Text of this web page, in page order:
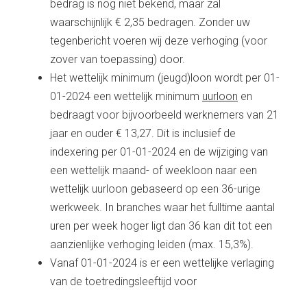
bedrag is nog niet bekend, maar zal
waarschijnlijk € 2,35 bedragen. Zonder uw
tegenbericht voeren wij deze verhoging (voor
zover van toepassing) door.
Het wettelijk minimum (jeugd)loon wordt per 01-
01-2024 een wettelijk minimum uurloon en
bedraagt voor bijvoorbeeld werknemers van 21
jaar en ouder € 13,27. Dit is inclusief de
indexering per 01-01-2024 en de wijziging van
een wettelijk maand- of weekloon naar een
wettelijk uurloon gebaseerd op een 36-urige
werkweek. In branches waar het fulltime aantal
uren per week hoger ligt dan 36 kan dit tot een
aanzienlijke verhoging leiden (max. 15,3%).
Vanaf 01-01-2024 is er een wettelijke verlaging
van de toetredingsleeftijd voor